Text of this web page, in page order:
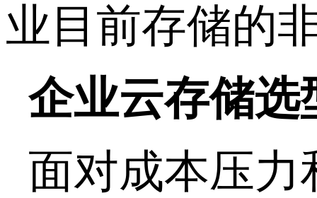
业目前存储的
企业云存储选
面对成本压力